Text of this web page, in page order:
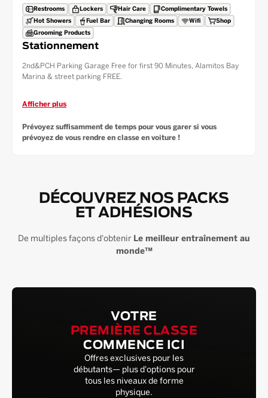
Restrooms Lockers Hair Care
Complimentary Towels
Hot Showers
Fuel Bar Changing Rooms Wifi
Shop
Grooming Products
Stationnement
2nd&PCH Parking Garage Free for first 90 Minutes, Alamitos Bay
Marina & street parking FREE.
across from the Alamitos Bay Marina & across from Pura Vida
Afficher plus
Prévoyez suffisamment de temps pour vous garer si vous
prévoyez de vous rendre en classe en voiture !
DÉCOUVREZ NOS PACKS
ET ADHÉSIONS
De multiples façons d'obtenir Le meilleur entraînement au
monde™
VOTRE
PREMIÈRE CLASSE
COMMENCE ICI
Offres exclusives pour les
débutants— plus d'options pour
tous les niveaux de forme
physique.